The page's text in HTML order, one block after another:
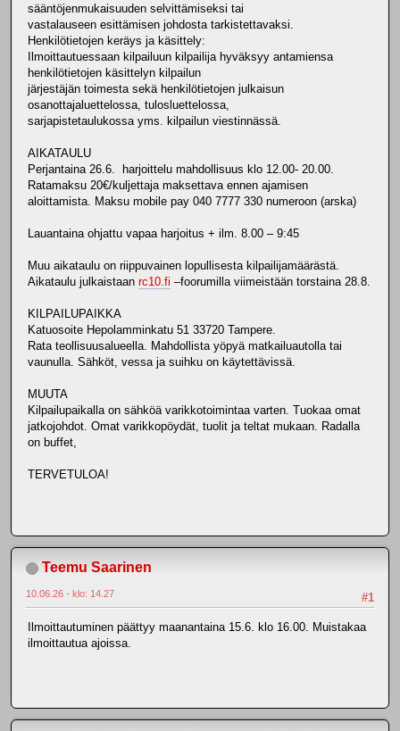
sääntöjenmukaisuuden selvittämiseksi tai
vastalauseen esittämisen johdosta tarkistettavaksi.
Henkilötietojen keräys ja käsittely:
Ilmoittautuessaan kilpailuun kilpailija hyväksyy antamiensa
henkilötietojen käsittelyn kilpailun
järjestäjän toimesta sekä henkilötietojen julkaisun
osanottajaluettelossa, tulosluettelossa,
sarjapistetaulukossa yms. kilpailun viestinnässä.
AIKATAULU
Perjantaina 26.6. harjoittelu mahdollisuus klo 12.00- 20.00.
Ratamaksu 20€/kuljettaja maksettava ennen ajamisen
aloittamista. Maksu mobile pay 040 7777 330 numeroon (arska)
Lauantaina ohjattu vapaa harjoitus + ilm. 8.00 – 9:45
Muu aikataulu on riippuvainen lopullisesta kilpailijamäärästä.
Aikataulu julkaistaan rc10.fi –foorumilla viimeistään torstaina 28.8.
KILPAILUPAIKKA
Katuosoite Hepolamminkatu 51 33720 Tampere.
Rata teollisuusalueella. Mahdollista yöpyä matkailuautolla tai
vaunulla. Sähköt, vessa ja suihku on käytettävissä.
MUUTA
Kilpailupaikalla on sähköä varikkotoimintaa varten. Tuokaa omat
jatkojohdot. Omat varikkopöydät, tuolit ja teltat mukaan. Radalla
on buffet,
TERVETULOA!
Teemu Saarinen
#1
10.06.26 - klo: 14.27
Ilmoittautuminen päättyy maanantaina 15.6. klo 16.00. Muistakaa
ilmoittautua ajoissa.